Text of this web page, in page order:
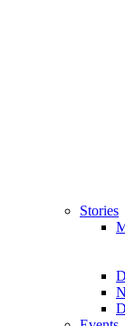
Stories